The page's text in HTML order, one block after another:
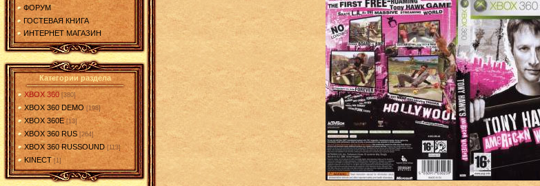
ФОРУМ
ГОСТЕВАЯ КНИГА
ИНТЕРНЕТ МАГАЗИН
Категории раздела
XBOX 360 [380]
XBOX 360 DEMO [198]
XBOX 360E [13]
XBOX 360 RUS [264]
XBOX 360 RUSSOUND [113]
KINECT [1]